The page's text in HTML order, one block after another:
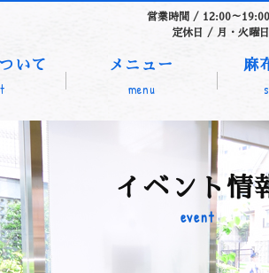
営業時間 / 12:00～19:00
定休日 / 月・火曜日
いて メニュー
menu
麻
イベント情
event